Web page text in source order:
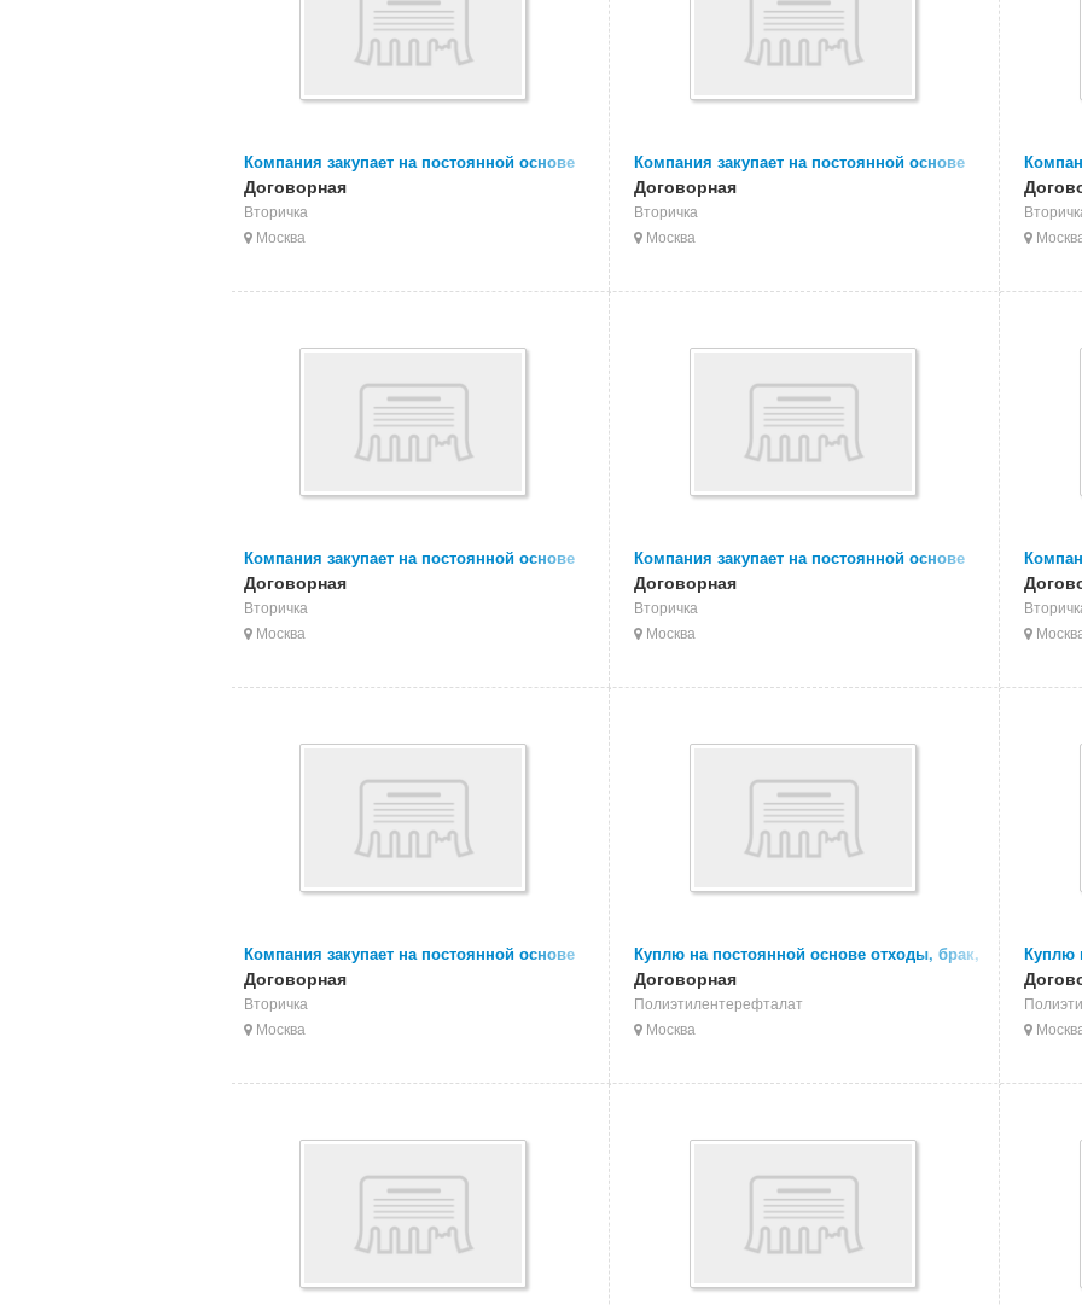
Компания закупает на постоянной основе
отходы, брак, сбор ПНД
Договорная
Вторичка
Москва
Компания закупает на постоянной основе
CD, DVD диски на переработку
Договорная
Вторичка
Москва
МИКС
Компания закупает на постоянной основе
отходы, брак, сбор ПВД пленки
Договорная
Вторичка
Москва
Компания закупает на постоянной основе
отходы, брак, сбор ПЭТ бутылки,
преформы
Договорная
Вторичка
Москва
отходы
Компания закупает на постоянной основе
отходы, брак ПОЛИПРОПИЛЕНА. БИГ БЭГИ
(рваные, целые), ПП МЕШК
Договорная
Вторичка
Москва
Куплю на постоянной основе отходы, брак,
сбор ПОЛИПРОПИЛЕНОВЫХ (ПП) ведер
Договорная
Полиэтилентерефталат
Москва
Куплю